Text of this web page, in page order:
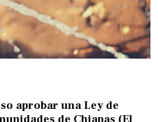
aprobar una Ley de
de Chiapas (El